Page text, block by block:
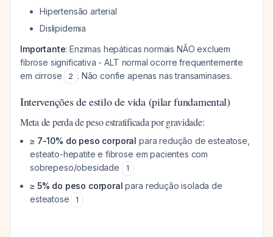
Hipertensão arterial
Dislipidemia
Importante: Enzimas hepáticas normais NÃO excluem
fibrose significativa - ALT normal ocorre frequentemente
em cirrose
2 . Não confie apenas nas transaminases.
Intervenções de estilo de vida (pilar fundamental)
Meta de perda de peso estratificada por gravidade:
≥ 7-10% do peso corporal para redução de esteatose,
esteato-hepatite e fibrose em pacientes com
sobrepeso/obesidade
1
≥ 5% do peso corporal para redução isolada de
esteatose
1